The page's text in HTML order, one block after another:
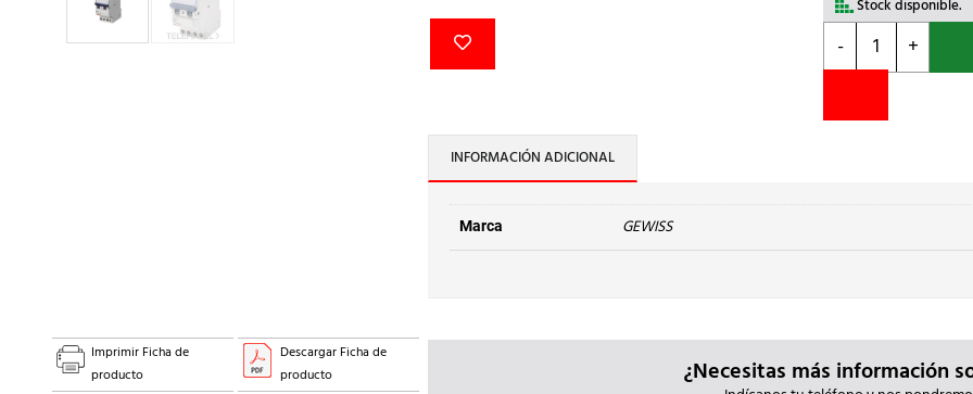
Stock disponible.
-
GEWISS
6KA
+
INFORMACIÓN ADICIONAL
Marca GEWISS
Imprimir Ficha de
producto
Descargar Ficha de
producto
¿Necesitas más información